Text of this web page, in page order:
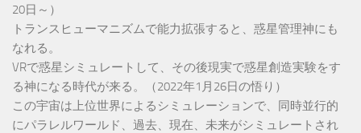
20日～）
トランスヒューマニズムで能力拡張すると、惑星管理神にも
なれる。
VRで惑星シミュレートして、その後現実で惑星創造実験をす
る神になる時代が来る。（2022年1月26日の悟り）
この宇宙は上位世界によるシミュレーションで、同時並行的
にパラレルワールド、過去、現在、未来がシミュレートされ